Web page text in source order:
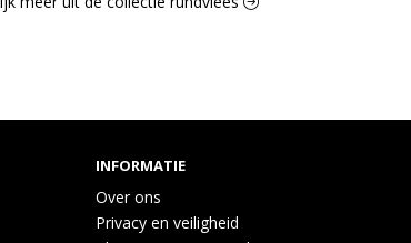
INFORMATIE
Over ons
Privacy en veiligheid